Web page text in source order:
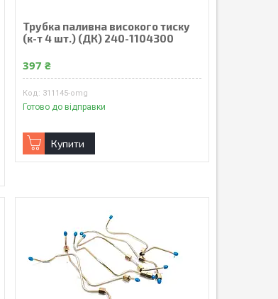
Трубка паливна високого тиску
(к-т 4 шт.) (ДК) 240-1104300
397 ₴
311145-omg
Готово до відправки
Купити